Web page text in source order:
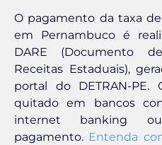
O pagamento da taxa
em Pernambuco é
DARE (Documento
Receitas Estaduais),
portal do DETRAN-
quitado em bancos
internet banking
pagamento. Entenda